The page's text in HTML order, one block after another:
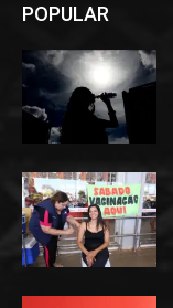
POPULAR